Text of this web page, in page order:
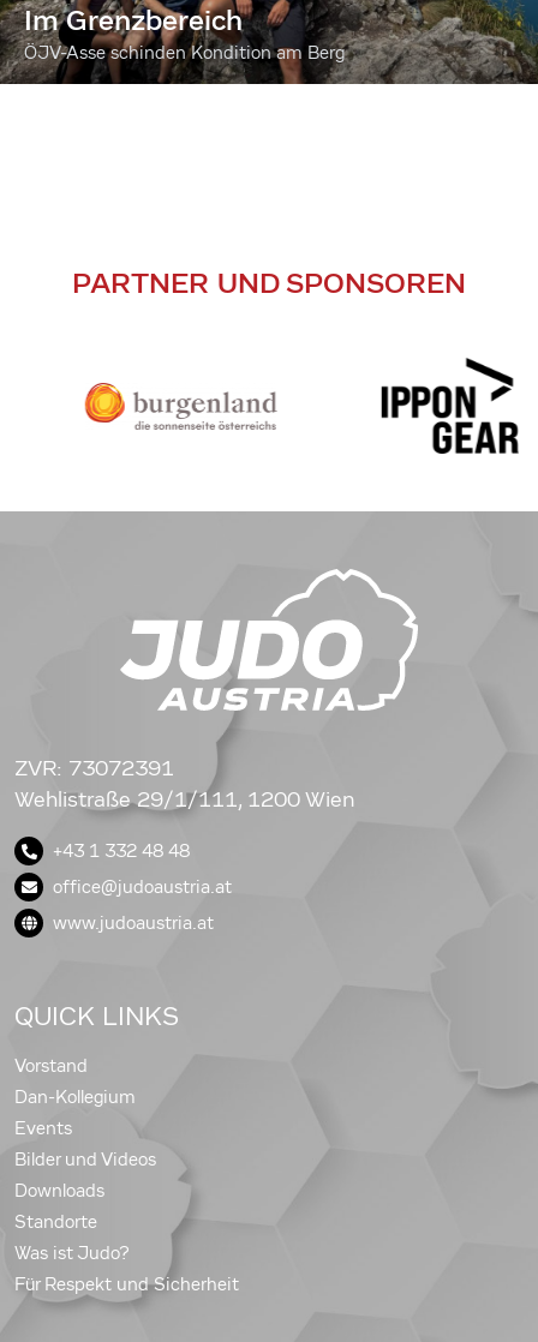
Im Grenzbereich
ÖJV-Asse schinden Kondition am Berg
PARTNER UND SPONSOREN
ZVR: 73072391
Wehlistraße 29/1/111, 1200 Wien
+43 1 332 48 48
office@judoaustria.at
www.judoaustria.at
QUICK LINKS
Vorstand
Dan-Kollegium
Events
Bilder und Videos
Downloads
Standorte
Was ist Judo?
Für Respekt und Sicherheit